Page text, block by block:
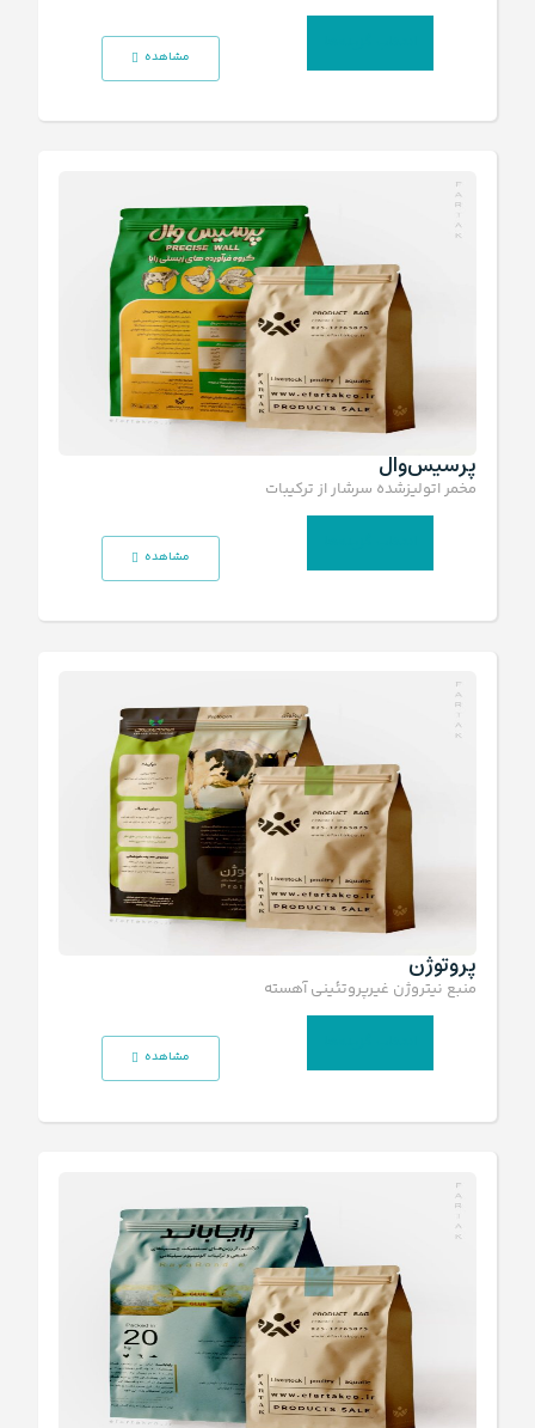
مشاهده
پرسیس‌‎وال
مخمر اتولیزشده سرشار از ترکیبات نیتروژنی و ویتامین‌ها
مشاهده
پروتوژن
منبع نیتروژن غیرپروتئینی آهسته رهش
مشاهده